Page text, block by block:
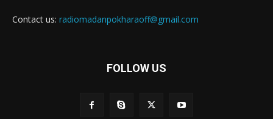
Contact us: radiomadanpokharaoff@gmail.com
FOLLOW US